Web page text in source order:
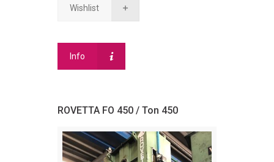
Wishlist
Info
ROVETTA FO 450 / Ton 450